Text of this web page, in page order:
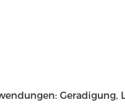
Geradigung,